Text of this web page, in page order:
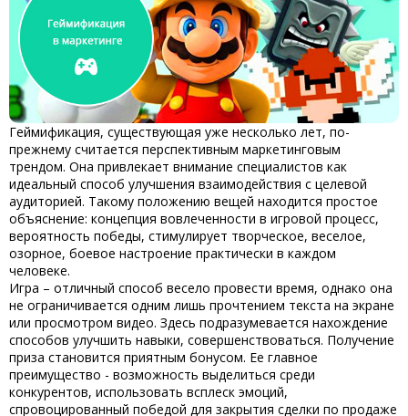
Геймификация, существующая уже несколько лет, по-
прежнему считается перспективным маркетинговым
трендом. Она привлекает внимание специалистов как
идеальный способ улучшения взаимодействия с целевой
аудиторией. Такому положению вещей находится простое
объяснение: концепция вовлеченности в игровой процесс,
вероятность победы, стимулирует творческое, веселое,
озорное, боевое настроение практически в каждом
человеке.
Игра – отличный способ весело провести время, однако она
не ограничивается одним лишь прочтением текста на экране
или просмотром видео. Здесь подразумевается нахождение
способов улучшить навыки, совершенствоваться. Получение
приза становится приятным бонусом. Ее главное
преимущество - возможность выделиться среди
конкурентов, использовать всплеск эмоций,
спровоцированный победой для закрытия сделки по продаже